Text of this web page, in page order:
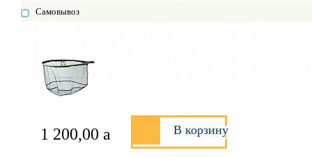
Самовывоз
1 200,00 a В корзину